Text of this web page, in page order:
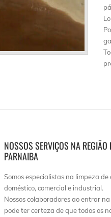
NOSSOS SERVIÇOS NA REGIÃO
PARNAIBA
Somos especialistas na limpeza
doméstico, comercial e industrial.
Nossos colaboradores ao entrar
pode ter certeza de que todos os